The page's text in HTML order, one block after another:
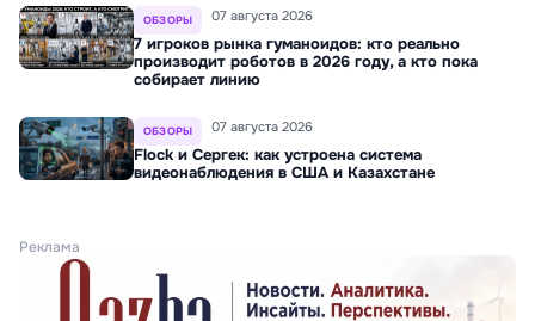
ОБЗОРЫ 07 августа 2026
7 игроков рынка гуманоидов: кто реально
производит роботов в 2026 году, а кто пока
собирает линию
ОБЗОРЫ 07 августа 2026
Flock и Сергек: как устроена система
видеонаблюдения в США и Казахстане
Реклама